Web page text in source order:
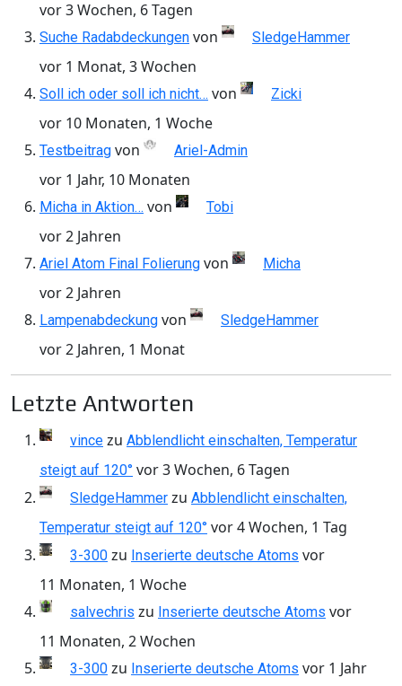
vor 3 Wochen, 6 Tagen
Suche Radabdeckungen von SledgeHammer
vor 1 Monat, 3 Wochen
Soll ich oder soll ich nicht… von Zicki
vor 10 Monaten, 1 Woche
Testbeitrag von Ariel-Admin
vor 1 Jahr, 10 Monaten
Micha in Aktion… von Tobi
vor 2 Jahren
Ariel Atom Final Folierung von Micha
vor 2 Jahren
Lampenabdeckung von SledgeHammer
vor 2 Jahren, 1 Monat
Letzte Antworten
vince zu Abblendlicht einschalten, Temperatur
steigt auf 120° vor 3 Wochen, 6 Tagen
SledgeHammer zu Abblendlicht einschalten,
Temperatur steigt auf 120° vor 4 Wochen, 1 Tag
3-300 zu Inserierte deutsche Atoms vor
11 Monaten, 1 Woche
salvechris zu Inserierte deutsche Atoms vor
11 Monaten, 2 Wochen
3-300 zu Inserierte deutsche Atoms vor 1 Jahr